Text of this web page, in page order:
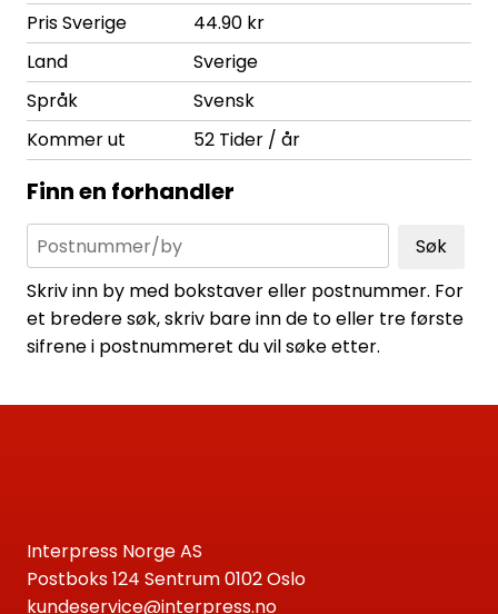
Pris Sverige
44.90 kr
Land
Sverige
Språk
Svensk
Kommer ut
52 Tider / år
Finn en forhandler
Søk
Skriv inn by med bokstaver eller postnummer. For
et bredere søk, skriv bare inn de to eller tre første
sifrene i postnummeret du vil søke etter.
Interpress Norge AS
Postboks 124 Sentrum 0102 Oslo
kundeservice@interpress.no